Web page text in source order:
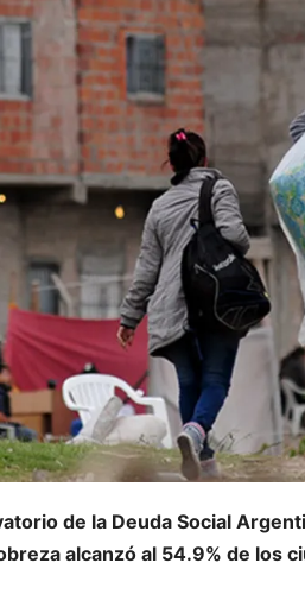
de la Deuda Social
alcanzó al 54.9% de los